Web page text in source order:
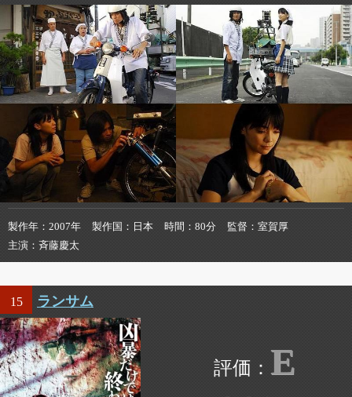
製作年 2007年 製作国 日本 時間 80分 監督
室賀厚
主演
斉藤慶太
15 ランサム
E